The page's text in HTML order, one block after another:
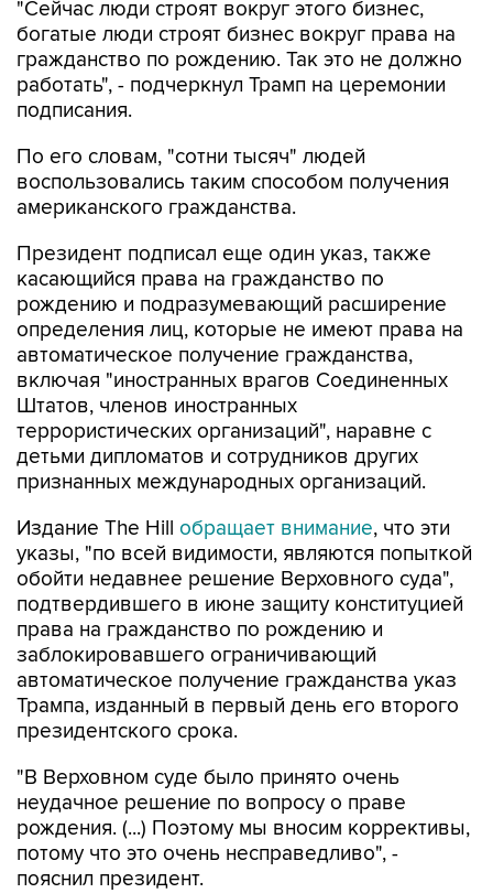
"Сейчас люди строят вокруг этого бизнес,
богатые люди строят бизнес вокруг права на
гражданство по рождению. Так это не должно
работать", - подчеркнул Трамп на церемонии
подписания.
По его словам, "сотни тысяч" людей
воспользовались таким способом получения
американского гражданства.
Президент подписал еще один указ, также
касающийся права на гражданство по
рождению и подразумевающий расширение
определения лиц, которые не имеют права на
автоматическое получение гражданства,
включая "иностранных врагов Соединенных
Штатов, членов иностранных
террористических организаций", наравне с
детьми дипломатов и сотрудников других
признанных международных организаций.
Издание The Hill обращает внимание, что эти
указы, "по всей видимости, являются попыткой
обойти недавнее решение Верховного суда",
подтвердившего в июне защиту конституцией
права на гражданство по рождению и
заблокировавшего ограничивающий
автоматическое получение гражданства указ
Трампа, изданный в первый день его второго
президентского срока.
"В Верховном суде было принято очень
неудачное решение по вопросу о праве
рождения. (...) Поэтому мы вносим коррективы,
потому что это очень несправедливо", -
пояснил президент.